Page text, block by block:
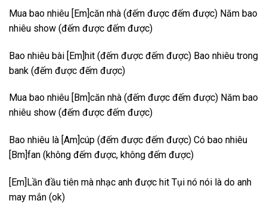
Mua bao nhiêu [Em]căn nhà (đếm được đếm được) Năm bao
nhiêu show (đếm được đếm được)
Bao nhiêu bài [Em]hit (đếm được đếm được) Bao nhiêu trong
bank (đếm được đếm được)
Mua bao nhiêu [Bm]căn nhà (đếm được đếm được) Năm bao
nhiêu show (đếm được đếm được)
Bao nhiêu là [Am]cúp (đếm được đếm được) Có bao nhiêu
[Bm]fan (không đếm được, không đếm được)
[Em]Lần đầu tiên mà nhạc anh được hit Tụi nó nói là do anh
may mắn (ok)